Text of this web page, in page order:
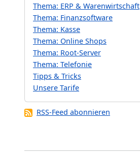
Thema: ERP & Warenwirtschaft
Thema: Finanzsoftware
Thema: Kasse
Thema: Online Shops
Thema: Root-Server
Thema: Telefonie
Tipps & Tricks
Unsere Tarife
RSS-Feed abonnieren